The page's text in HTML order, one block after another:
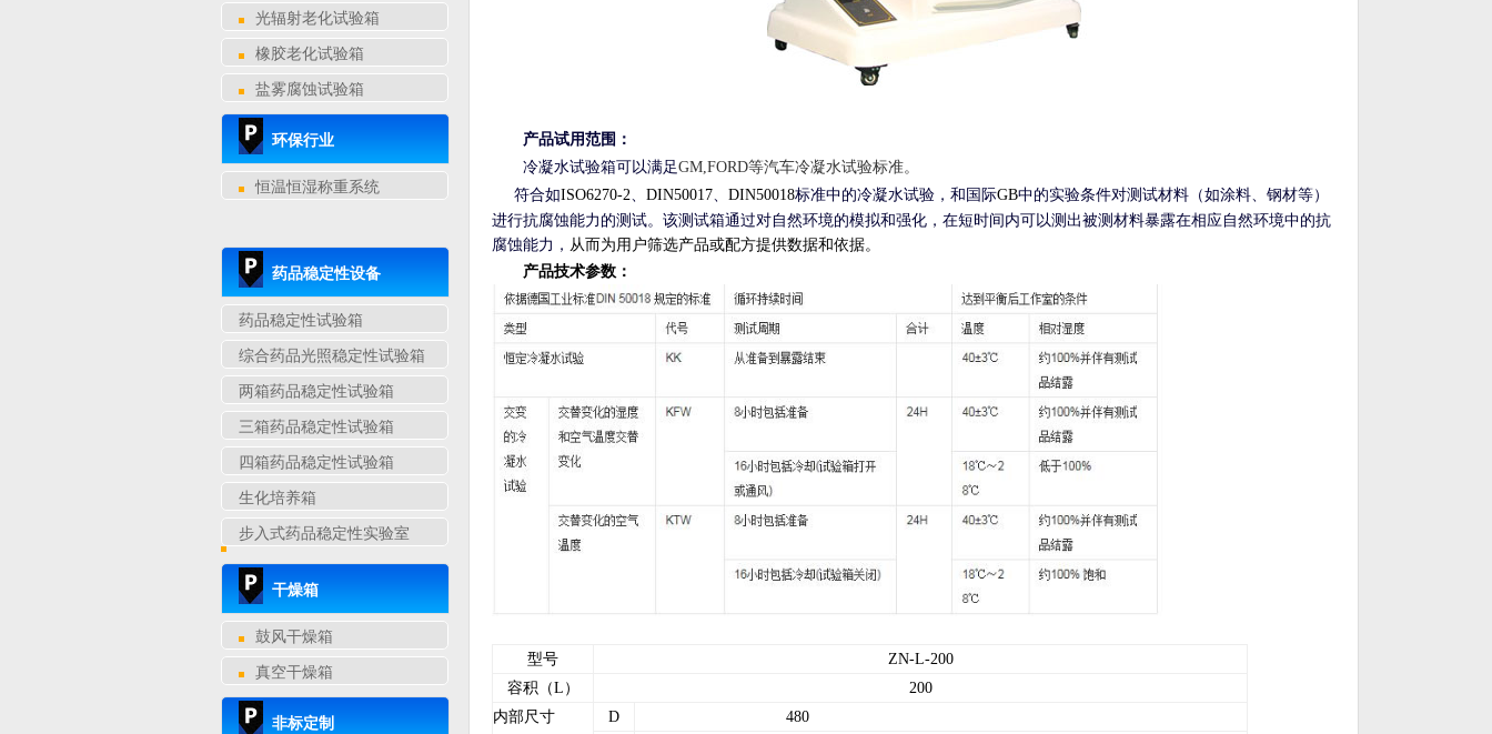
光辐射老化试验箱
橡胶老化试验箱
盐雾腐蚀试验箱
环保行业
恒温恒湿称重系统
药品稳定性设备
药品稳定性试验箱
综合药品光照稳定性试验箱
两箱药品稳定性试验箱
三箱药品稳定性试验箱
四箱药品稳定性试验箱
生化培养箱
步入式药品稳定性实验室
干燥箱
鼓风干燥箱
真空干燥箱
非标定制
产品试用范围：
冷凝水试验箱可以满足GM,FORD等汽车冷凝水试验标准。
符合如ISO6270-2、 DIN50017、 DIN50018标准中的冷凝水试验，和国际GB中的实验条件对测试材料（如涂料、 钢材等）
进行抗腐蚀能力的测试。该测试箱通过对自然环境的模拟和强化，在短时间内可以测出被测材料暴露在相应自然环境中的抗
腐蚀能力， 从而为用户筛选产品或配方提供数据和依据。
产品技术参数：
型号
ZN-L-200
容积（L ）
200
内部尺寸
D
480